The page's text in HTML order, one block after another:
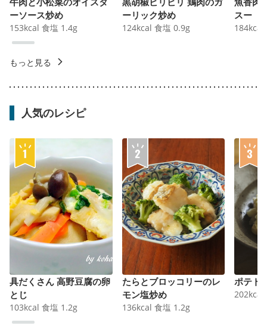
ーソース炒め
153kcal 食塩 1.4g
ーリック炒め
124kcal 食塩 0.9g
スー
184kcal
もっと見る
人気のレシピ
具だくさん 高野豆腐の卵
とじ
103kcal 食塩 1.2g
たらとブロッコリーのレ
モン塩炒め
136kcal 食塩 1.2g
ポテト
202kcal